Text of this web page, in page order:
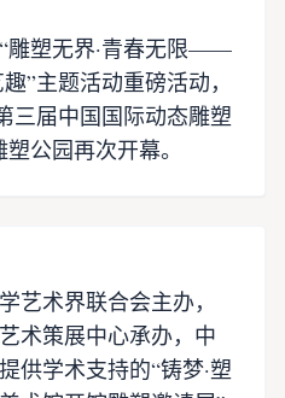
雕塑无界·青春无限——
”主题活动重磅活动，
三届中国国际动态雕塑
公园再次开幕。
艺术界联合会主办，
术策展中心承办，中
供学术支持的“铸梦·塑